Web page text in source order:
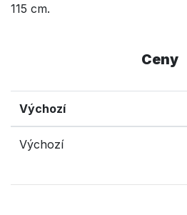
115 cm.
Ceny
Výchozí
Výchozí